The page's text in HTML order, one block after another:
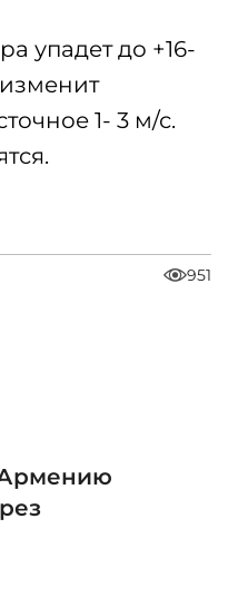
упадет до +16-
1- 3 м/с.
951
Армению